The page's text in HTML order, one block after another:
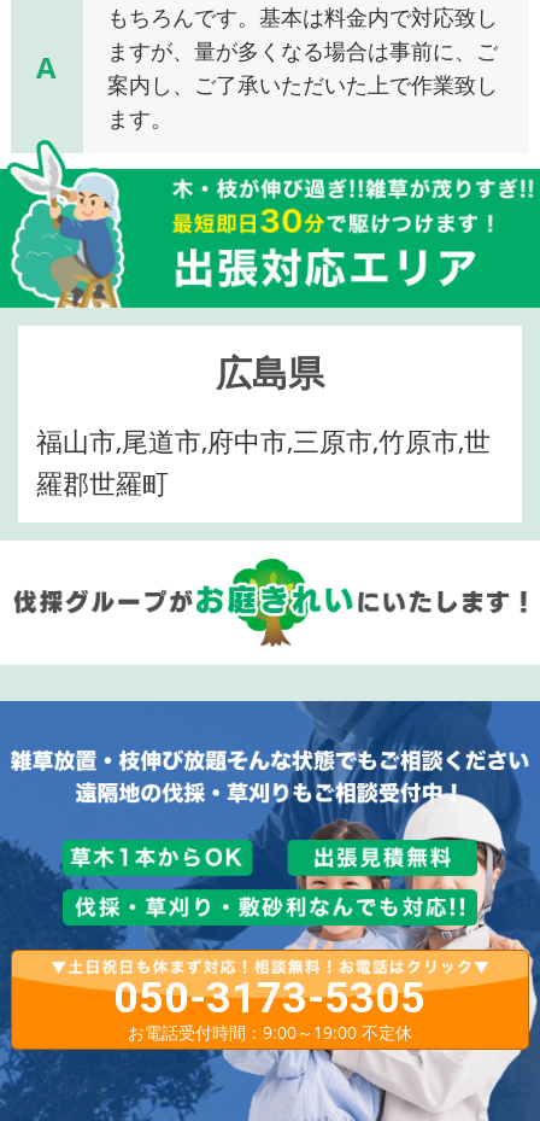
A
もちろんです。基本は料金内で対応致し
ますが、量が多くなる場合は事前に、ご
案内し、ご了承いただいた上で作業致し
ます。
広島県
福山市,尾道市,府中市,三原市,竹原市,世
羅郡世羅町
050-3173-5305
お電話受付時間：9:00～19:00 不定休